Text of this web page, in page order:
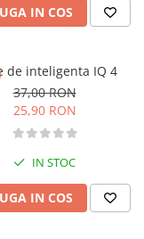
IN COS
de inteligenta IQ 4
37,00 RON
25,90 RON
IN STOC
IN COS